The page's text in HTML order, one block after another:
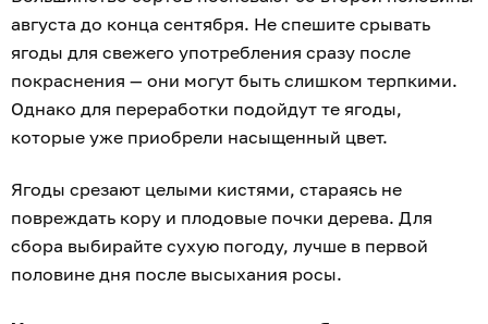
августа до конца сентября. Не спешите срывать
ягоды для свежего употребления сразу после
покраснения — они могут быть слишком терпкими.
Однако для переработки подойдут те ягоды,
которые уже приобрели насыщенный цвет.
Ягоды срезают целыми кистями, стараясь не
повреждать кору и плодовые почки дерева. Для
сбора выбирайте сухую погоду, лучше в первой
половине дня после высыхания росы.